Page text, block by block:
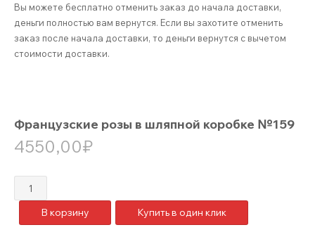
Вы можете бесплатно отменить заказ до начала доставки,
деньги полностью вам вернутся. Если вы захотите отменить
заказ после начала доставки, то деньги вернутся с вычетом
стоимости доставки.
Французские розы в шляпной коробке №159
4550,00₽
Количество
товара
Французские
В корзину Купить в один клик